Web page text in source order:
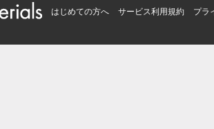
はじめての方へ サービス利用規約 プラ